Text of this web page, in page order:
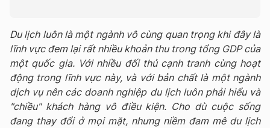
Du lịch luôn là một ngành vô cùng quan trọng khi đây là
lĩnh vực đem lại rất nhiều khoản thu trong tổng GDP của
một quốc gia. Với nhiều đối thủ cạnh tranh cùng hoạt
động trong lĩnh vực này, và với bản chất là một ngành
dịch vụ nên các doanh nghiệp du lịch luôn phải hiểu và
"chiều" khách hàng vô điều kiện. Cho dù cuộc sống
đang thay đổi ở mọi mặt, nhưng niềm đam mê du lịch